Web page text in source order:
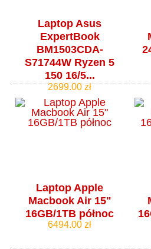
Laptop Asus
ExpertBook
BM1503CDA-
S71744W Ryzen 5
150 16/5...
2699.00 zł
Laptop Apple
Macbook Air 15"
16GB/1TB północ
6494.00 zł